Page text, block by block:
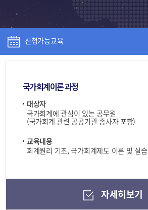
신청가능교육
국가회계이론 과정
대상자
국가회계에 관심이 있는 공무원
(국가회계 관련 공공기관 종사자 포함)
교육내용
회계원리 기초, 국가회계제도 이론 및 실습
자세히보기